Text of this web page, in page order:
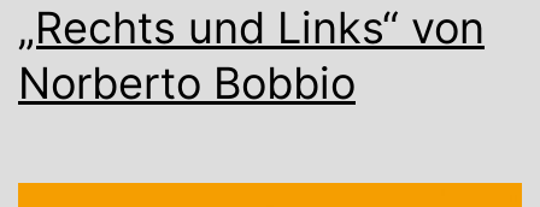
„Rechts und Links“ von
Norberto Bobbio